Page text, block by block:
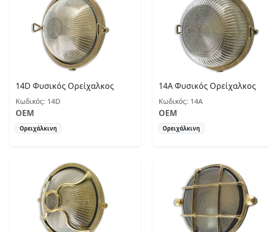
14D Φυσικός Ορείχαλκος
Κωδικός: 14D
OEM
Ορειχάλκινη
14Α Φυσικός Ορείχαλκος
Κωδικός: 14Α
OEM
Ορειχάλκινη